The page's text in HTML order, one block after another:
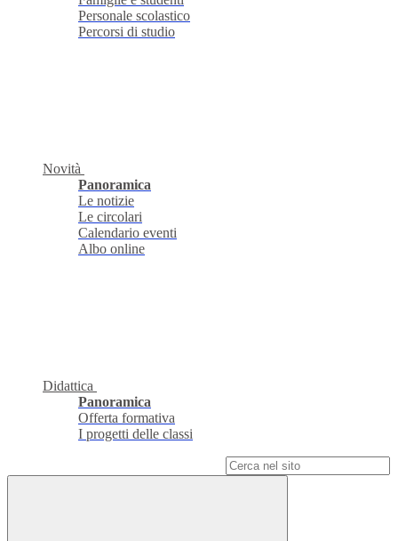
Personale scolastico
Percorsi di studio
Novità
Panoramica
Le notizie
Le circolari
Calendario eventi
Albo online
Didattica
Panoramica
Offerta formativa
I progetti delle classi